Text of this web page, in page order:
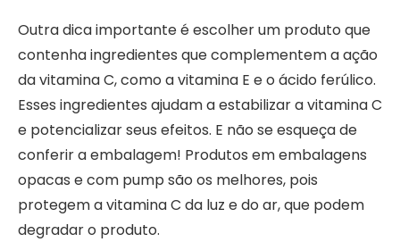
Outra dica importante é escolher um produto que
contenha ingredientes que complementem a ação
da vitamina C, como a vitamina E e o ácido ferúlico.
Esses ingredientes ajudam a estabilizar a vitamina C
e potencializar seus efeitos. E não se esqueça de
conferir a embalagem! Produtos em embalagens
opacas e com pump são os melhores, pois
protegem a vitamina C da luz e do ar, que podem
degradar o produto.